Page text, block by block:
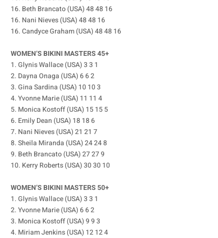
16. Beth Brancato (USA) 48 48 16
16. Nani Nieves (USA) 48 48 16
16. Candyce Graham (USA) 48 48 16
WOMEN’S BIKINI MASTERS 45+
1. Glynis Wallace (USA) 3 3 1
2. Dayna Onaga (USA) 6 6 2
3. Gina Sardina (USA) 10 10 3
4. Yvonne Marie (USA) 11 11 4
5. Monica Kostoff (USA) 15 15 5
6. Emily Dean (USA) 18 18 6
7. Nani Nieves (USA) 21 21 7
8. Sheila Miranda (USA) 24 24 8
9. Beth Brancato (USA) 27 27 9
10. Kerry Roberts (USA) 30 30 10
WOMEN’S BIKINI MASTERS 50+
1. Glynis Wallace (USA) 3 3 1
2. Yvonne Marie (USA) 6 6 2
3. Monica Kostoff (USA) 9 9 3
4. Miriam Jenkins (USA) 12 12 4